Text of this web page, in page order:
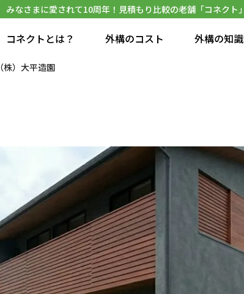
みなさまに愛されて10周年！見積もり比較の老舗「コネクト」
コネクトとは？ 外構のコスト 外構の知識
（株）大平造園